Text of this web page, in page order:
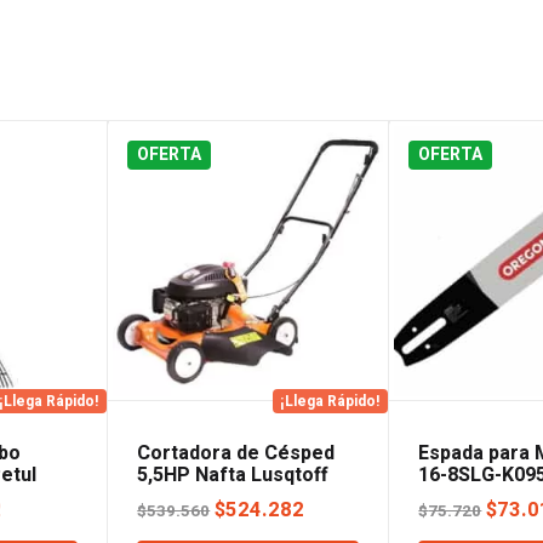
¡Llega Rápido!
OFERTA
¡Llega Rápido!
Cortadora de Césped
5,5HP Nafta Lusqtoff
$539.560El
$524.282
OFERTA
Espada
16-8SLG-
$75.720El
$